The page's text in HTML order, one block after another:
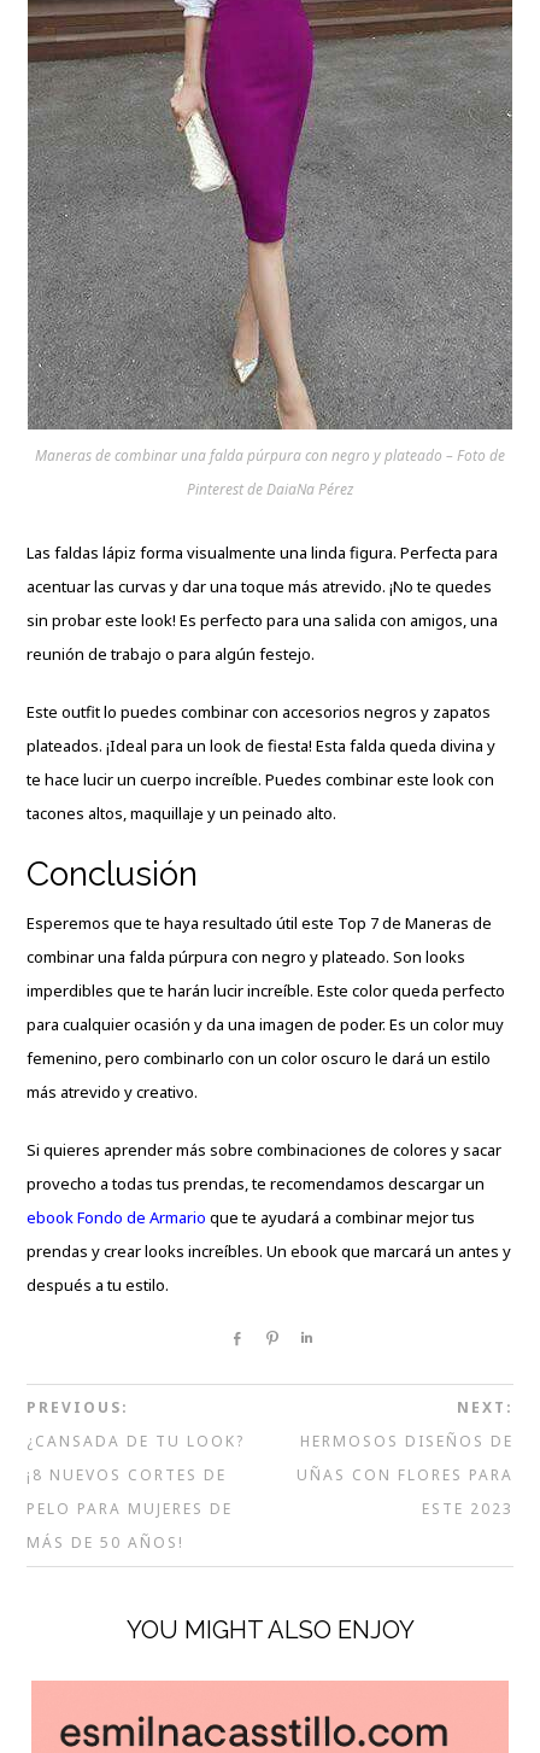
Maneras de combinar una falda púrpura con negro y plateado – Foto de
Pinterest de DaiaNa Pérez
Las faldas lápiz forma visualmente una linda figura. Perfecta para
acentuar las curvas y dar una toque más atrevido. ¡No te quedes
sin probar este look! Es perfecto para una salida con amigos, una
reunión de trabajo o para algún festejo.
Este outfit lo puedes combinar con accesorios negros y zapatos
plateados. ¡Ideal para un look de fiesta! Esta falda queda divina y
te hace lucir un cuerpo increíble. Puedes combinar este look con
tacones altos, maquillaje y un peinado alto.
Conclusión
Esperemos que te haya resultado útil este Top 7 de Maneras de
combinar una falda púrpura con negro y plateado. Son looks
imperdibles que te harán lucir increíble. Este color queda perfecto
para cualquier ocasión y da una imagen de poder. Es un color muy
femenino, pero combinarlo con un color oscuro le dará un estilo
más atrevido y creativo.
Si quieres aprender más sobre combinaciones de colores y sacar
provecho a todas tus prendas, te recomendamos descargar un
ebook Fondo de Armario que te ayudará a combinar mejor tus
prendas y crear looks increíbles. Un ebook que marcará un antes y
después a tu estilo.
Share Pin
PREVIOUS:
¿CANSADA DE TU LOOK?
¡8 NUEVOS CORTES DE
PELO PARA MUJERES DE
MÁS DE 50 AÑOS!
NEXT:
HERMOSOS DISEÑOS DE
UÑAS CON FLORES PARA
ESTE 2023
YOU MIGHT ALSO ENJOY